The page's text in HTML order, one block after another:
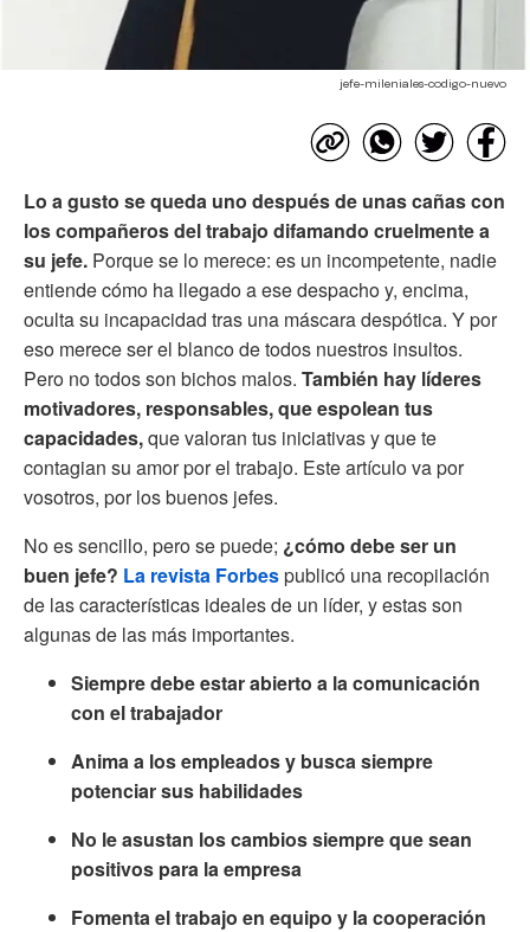
jefe-mileniales-codigo-nuevo
Lo a gusto se queda uno después de unas cañas con
los compañeros del trabajo difamando cruelmente a
su jefe. Porque se lo merece: es un incompetente, nadie
entiende cómo ha llegado a ese despacho y, encima,
oculta su incapacidad tras una máscara despótica. Y por
eso merece ser el blanco de todos nuestros insultos.
Pero no todos son bichos malos. También hay líderes
motivadores, responsables, que espolean tus
capacidades,que valoran tus iniciativas y que te
contagian su amor por el trabajo. Este artículo va por
vosotros, por los buenos jefes.
No es sencillo, pero se puede; ¿cómo debe ser un
buen jefe? La revista Forbespublicó una recopilación
de las características ideales de un líder, y estas son
algunas de las más importantes.
Siempre debe estar abierto a la comunicación
con el trabajador
Anima a los empleados y busca siempre
potenciar sus habilidades
No le asustan los cambios siempre que sean
positivos para la empresa
Fomenta el trabajo en equipo y la cooperación